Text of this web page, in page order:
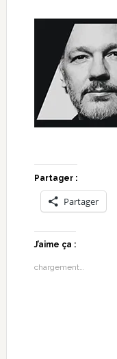
Partager :
Partager
J’aime ça :
chargement…